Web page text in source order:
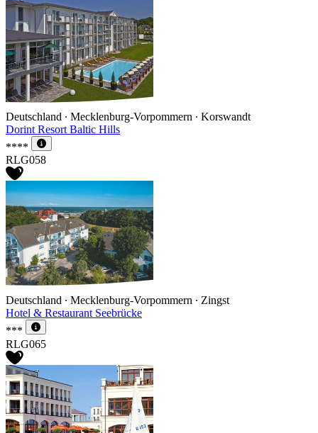
Deutschland ∙ Mecklenburg-Vorpommern ∙ Korswandt
Dorint Resort Baltic Hills
****
RLG058
Deutschland ∙ Mecklenburg-Vorpommern ∙ Zingst
Hotel & Restaurant Seebrücke
***
RLG065